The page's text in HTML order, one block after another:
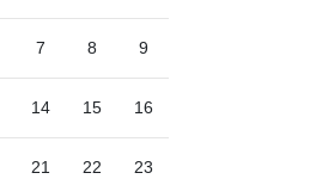
7 8 9
14 15 16
21 22 23